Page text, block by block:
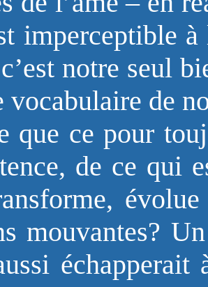
imperceptible à
notre seul
vocabulaire de
que ce pour
de ce qui
mouvantes?